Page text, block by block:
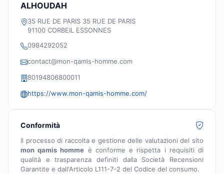
ALHOUDAH
35 RUE DE PARIS 35 RUE DE PARIS
91100 CORBEIL ESSONNES
0984292052
contact@mon-qamis-homme.com
80194806800011
https://www.mon-qamis-homme.com/
Conformità
Il processo di raccolta e gestione delle valutazioni del sito
mon qamis homme è conforme e rispetta i requisiti di
qualità e trasparenza definiti dalla Società Recensioni
Garantite e dall'Articolo L111-7-2 del Codice del consumo.